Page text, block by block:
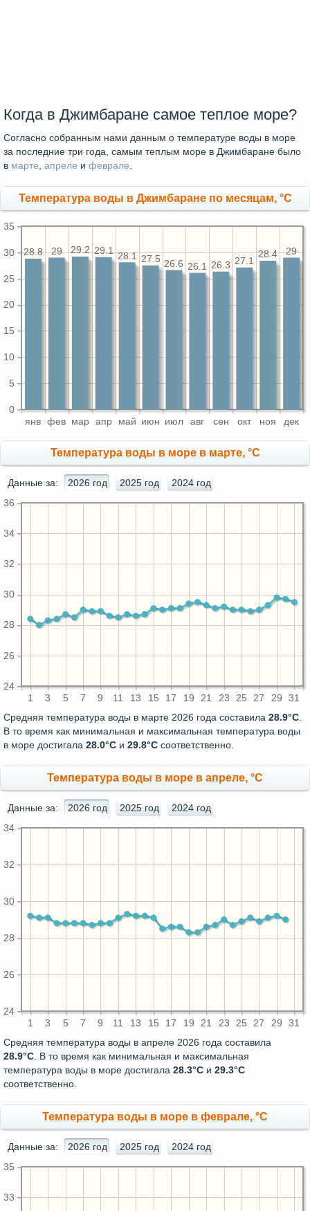
Когда в Джимбаране самое теплое море?
Согласно собранным нами данным о температуре воды в море
за последние три года, самым теплым море в Джимбаране было
в марте, апреле и феврале.
Температура воды в Джимбаране по месяцам, °C
янв фев мар апр май июн июл авг сен окт ноя дек
0
5
10
15
20
25
30
35
29
28.4
27.1
26.3
26.1
26.6
27.5
28.1
29.1
29.2
29
28.8
Температура воды в море в марте, °C
Данные за: 2026 год 2025 год 2024 год
1 3 5 7 9 11 13 15 17 19 21 23 25 27 29 31
24
26
28
30
32
34
36
Средняя температура воды в марте 2026 года составила 28.9°C.
В то время как минимальная и максимальная температура воды
в море достигала 28.0°C и 29.8°C соответственно.
Температура воды в море в апреле, °C
Данные за: 2026 год 2025 год 2024 год
1 3 5 7 9 11 13 15 17 19 21 23 25 27 29 31
24
26
28
30
32
34
Средняя температура воды в апреле 2026 года составила
28.9°C. В то время как минимальная и максимальная
температура воды в море достигала 28.3°C и 29.3°C
соответственно.
Температура воды в море в феврале, °C
Данные за: 2026 год 2025 год 2024 год
33
35